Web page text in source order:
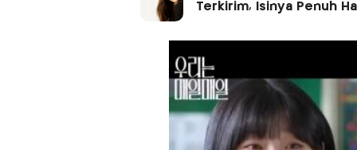
Terkirim, Isinya Penuh